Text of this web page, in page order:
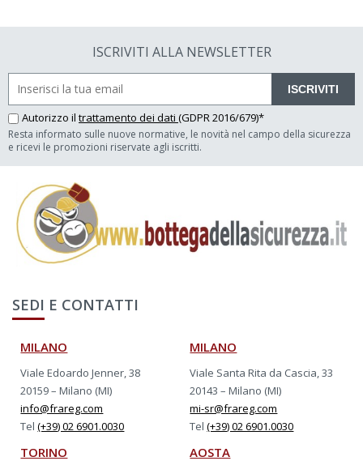
ISCRIVITI ALLA NEWSLETTER
ISCRIVITI
Autorizzo il trattamento dei dati (GDPR 2016/679)*
Resta informato sulle nuove normative, le novità nel campo della sicurezza
e ricevi le promozioni riservate agli iscritti.
SEDI E CONTATTI
MILANO
Viale Edoardo Jenner, 38
20159 – Milano (MI)
info@frareg.com
Tel(+39) 02 6901.0030
MILANO
Viale Santa Rita da Cascia, 33
20143 – Milano (MI)
mi-sr@frareg.com
Tel(+39) 02 6901.0030
TORINO AOSTA